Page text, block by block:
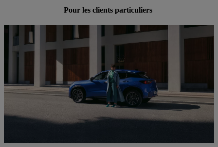
Pour les clients particuliers